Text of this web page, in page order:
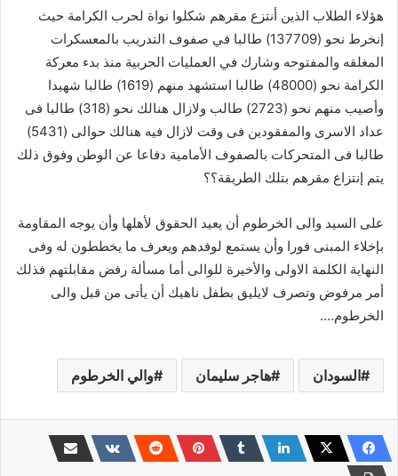
هؤلاء الطلاب الذين أنتزع مقرهم شكلوا نواة لحرب الكرامة حيث
إنخرط نحو (137709) طالبا في صفوف التدريب بالمعسكرات
المغلقه والمفتوحه وشارك في العمليات الحربية منذ بدء معركة
الكرامة نحو (48000) طالبا استشهد منهم (1619) طالبا شهيدا
وأصيب منهم نحو (2723) طالب ولازال هنالك نحو (318) طالبا فى
عداد الاسرى والمفقودين فى وقت لازال فيه هنالك حوالى (5431)
طالبا فى المتحركات بالصفوف الأمامية دفاعا عن الوطن وفوق ذلك
يتم إنتزاع مقرهم بتلك الطريقة؟؟
على السيد والى الخرطوم أن يعيد الحقوق لأهلها وأن يوجه المقاومة
بإخلاء المبنى فورا وأن يستمع لوفدهم ويعرف ما يخططون له وفى
النهاية الكلمة الاولى والأخيرة للوالى أما مسألة رفض مقابلتهم فذلك
أمر مرفوض وتصرف لايليق بطفل ناهيك أن يأتى من قبل والى
الخرطوم….
السودان هاجر سليمان والي الخرطوم